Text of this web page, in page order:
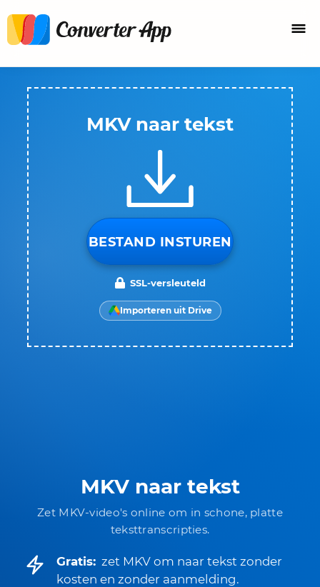
MKV naar tekst
Zet MKV-video's online om in schone, platte
teksttranscripties.
Gratis: zet MKV om naar tekst zonder
kosten en zonder aanmelding.
MKV naar tekst
BESTAND INSTUREN
SSL-versleuteld
Importeren uit Drive